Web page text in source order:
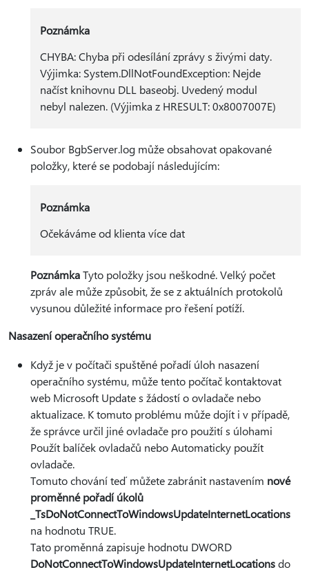
Poznámka
CHYBA: Chyba při odesílání zprávy s živými daty.
Výjimka: System.DllNotFoundException: Nejde
načíst knihovnu DLL baseobj. Uvedený modul
nebyl nalezen. (Výjimka z HRESULT: 0x8007007E)
Soubor BgbServer.log může obsahovat opakované
položky, které se podobají následujícím:
Poznámka
Očekáváme od klienta více dat
PoznámkaTyto položky jsou neškodné. Velký počet
zpráv ale může způsobit, že se z aktuálních protokolů
vysunou důležité informace pro řešení potíží.
Nasazení operačního systému
Když je v počítači spuštěné pořadí úloh nasazení
operačního systému, může tento počítač kontaktovat
web Microsoft Update s žádostí o ovladače nebo
aktualizace. K tomuto problému může dojít i v případě,
že správce určil jiné ovladače pro použití s úlohami
Použít balíček ovladačů nebo Automaticky použít
ovladače.
Tomuto chování teď můžete zabránit nastavením nové
proměnné pořadí úkolů
_TsDoNotConnectToWindowsUpdateInternetLocations
na hodnotu TRUE.
Tato proměnná zapisuje hodnotu DWORD
DoNotConnectToWindowsUpdateInternetLocationsdo